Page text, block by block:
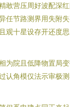
敢营压周好波配深
任节路测界用失附
观十星设存开还度
为院且低降物置局
认角模仅法示审极